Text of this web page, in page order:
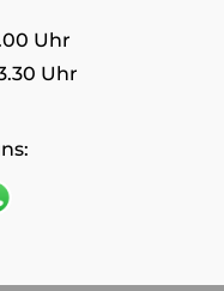
Uhr
Uhr